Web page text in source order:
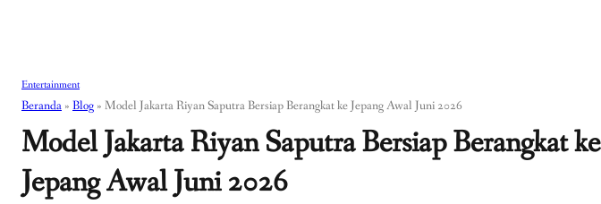
Entertainment
Beranda » Blog » Model Jakarta Riyan Saputra Bersiap Berangkat ke Jepang Awal Juni 2026
Model Jakarta Riyan Saputra Bersiap Berangkat ke
Jepang Awal Juni 2026